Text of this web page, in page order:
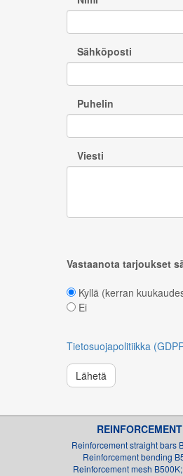
Sähköposti
Puhelin
Viesti
Vastaanota tarjoukset
Kyllä (kerran
Ei
Tietosuojapolitiikka
Lähetä
Reinforcement straight bars
Reinforcement bending
Reinforcement mesh